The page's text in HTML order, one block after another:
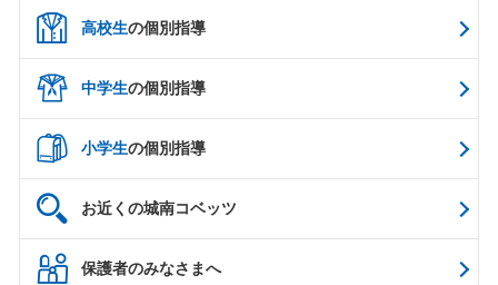
高校生の個別指導
中学生の個別指導
小学生の個別指導
お近くの城南コベッツ
保護者のみなさまへ